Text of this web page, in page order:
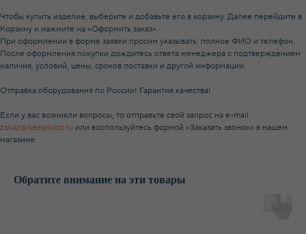
Чтобы купить изделие, выберите и добавьте его в корзину. Далее перейдите в
Корзину и нажмите на «Оформить заказ».
При оформлении в форме заявки просим указывать: полное ФИО и телефон.
После оформления покупки дождитесь ответа менеджера с подтверждением
наличия, условий, цены, сроков поставки и другой информации.
Отправка оборудования по России! Гарантия качества!
Если у вас возникли вопросы, то отправьте свой запрос на e-mail
zakaz@keepfood.ru или воспользуйтесь формой «Заказать звонок» в нашем
магазине.
Обратите внимание на эти товары